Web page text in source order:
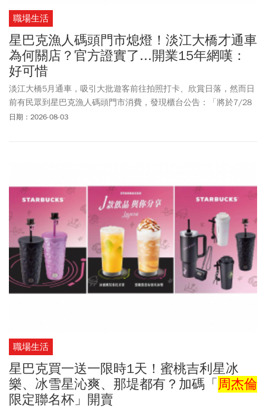
職場生活
星巴克漁人碼頭門市熄燈！淡江大橋才通車
為何關店？官方證實了...開業15年網嘆：
好可惜
淡江大橋5月通車，吸引大批遊客前往拍照打卡、欣賞日落，然而日
前有民眾到星巴克漁人碼頭門市消費，發現櫃台公告：「將於7/28
結束營業。」消息曝光引起熱議。不少曾造訪民眾表達不捨，感嘆
雲門門市及其他淡水地區門市，持續享受星巴克咖啡與服務。」此
外，星巴克也持續看好在地市場，持續評估各商圈發展機會，為顧
客提供更好的星巴克體驗。
日期：2026-08-03
職場生活
星巴克買一送一限時1天！蜜桃吉利星冰
樂、冰雪星沁爽、那堤都有？加碼「周杰倫
限定聯名杯」開賣